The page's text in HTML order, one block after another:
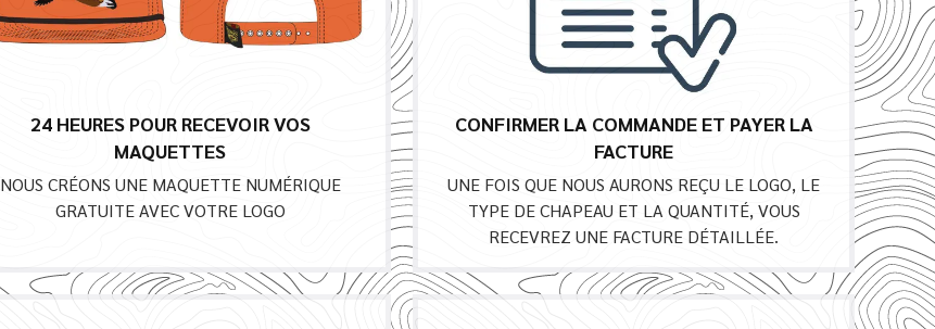
24 HEURES POUR RECEVOIR VOS
MAQUETTES
NOUS CRÉONS UNE MAQUETTE NUMÉRIQUE
GRATUITE AVEC VOTRE LOGO
CONFIRMER LA COMMANDE ET PAYER LA
FACTURE
UNE FOIS QUE NOUS AURONS REÇU LE LOGO, LE
TYPE DE CHAPEAU ET LA QUANTITÉ, VOUS
RECEVREZ UNE FACTURE DÉTAILLÉE.